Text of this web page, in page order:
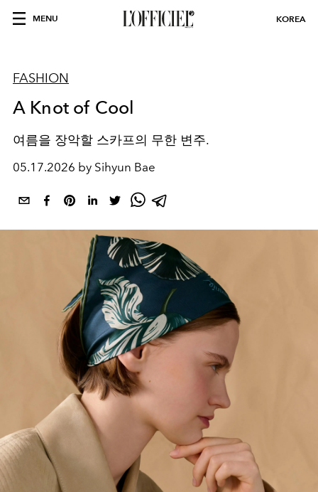
MENU KOREA
FASHION
A Knot of Cool
여름을 장악할 스카프의 무한 변주.
05.17.2026 by Sihyun Bae